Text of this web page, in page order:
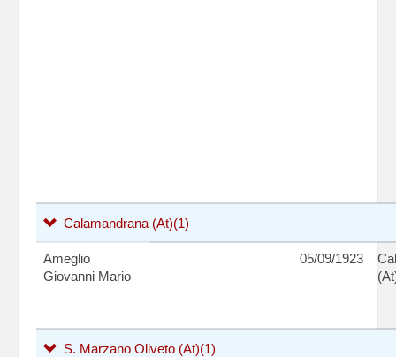
Calamandrana (At)(1)
Ameglio
Giovanni Mario
05/09/1923
S. Marzano Oliveto (At)(1)